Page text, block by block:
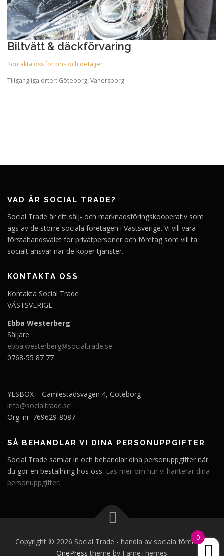
Biltvätt & däckförvaring
Kontakta oss för pris och detaljer
Tillgängliga orter: Göteborg, Vänersborg
VAD ÄR SOCIAL TRADE?
Social Trade är ett sälj- och marknadsföringskooperativ som
ägs av de större sociala företagen i Västsverige. Vi vill vara
förstahandsvalet för privatpersoner och företag som vill ta
socialt ansvar när de köper tjänster.
KONTAKTA OSS
Kontakta Social Trade
VÄSTSVERIGE
Ebba Westerberg
Säljare
ebba.westerberg@socialtrade.se
0768-55 87 77
YESBOX – Gamlestadsvägen 4, Göteborg
info@socialtrade.se
Org. nr: 769629-8087
SÅ BEHANDLAR VI DINA PERSONUPPGIFTER
Social Trade samlar in och behandlar dina personuppgifter när
du gör en beställning hos oss. Läs mer om hur vi hanterar dina
personuppgifter.
Copyright © 2026 Social Trade - handla av sociala företag–
OnePress theme by FameThemes
0